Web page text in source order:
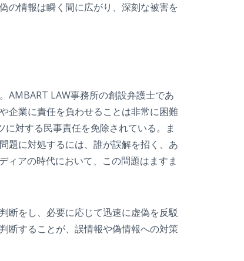
の情報は瞬く間に広がり、深刻な被害を
AMBART LAW事務所の創設弁護士であ
企業に責任を負わせることは非常に困難
対する民事責任を免除されている。ま
題に対処するには、誰が誤解を招く、あ
ィアの時代において、この問題はますま
断をし、必要に応じて迅速に虚偽を反駁
断することが、誤情報や偽情報への対策